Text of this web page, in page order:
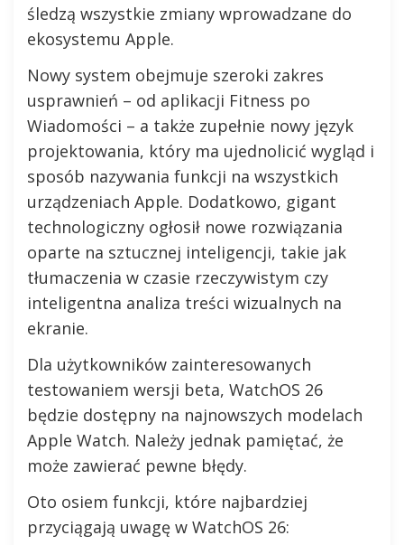
śledzą wszystkie zmiany wprowadzane do
ekosystemu Apple.
Nowy system obejmuje szeroki zakres
usprawnień – od aplikacji Fitness po
Wiadomości – a także zupełnie nowy język
projektowania, który ma ujednolicić wygląd i
sposób nazywania funkcji na wszystkich
urządzeniach Apple. Dodatkowo, gigant
technologiczny ogłosił nowe rozwiązania
oparte na sztucznej inteligencji, takie jak
tłumaczenia w czasie rzeczywistym czy
inteligentna analiza treści wizualnych na
ekranie.
Dla użytkowników zainteresowanych
testowaniem wersji beta, WatchOS 26
będzie dostępny na najnowszych modelach
Apple Watch. Należy jednak pamiętać, że
może zawierać pewne błędy.
Oto osiem funkcji, które najbardziej
przyciągają uwagę w WatchOS 26: